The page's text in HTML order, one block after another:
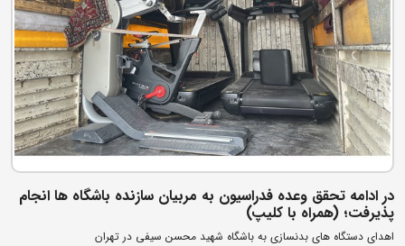
در ادامه تحقق وعده فدراسیون به مربیان سازنده باشگاه ها انجام
پذیرفت؛ (همراه با کلیپ)
اهدای دستگاه های بدنسازی به باشگاه شهید محسن سیفی در تهران